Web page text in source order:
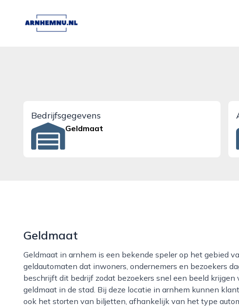
arnhemnu.nl
Bedrijfsgegevens
Geldmaat
Geldmaat
Geldmaat in arnhem is een bekende speler op het gebied van contant geld, met een netwerk van
geldautomaten dat inwoners, ondernemers en bezoekers
beschrijft dit bedrijf zodat bezoekers snel een beeld
geldmaat in de stad. Bij deze locatie in arnhem kunnen
ook het storten van biljetten, afhankelijk van het type